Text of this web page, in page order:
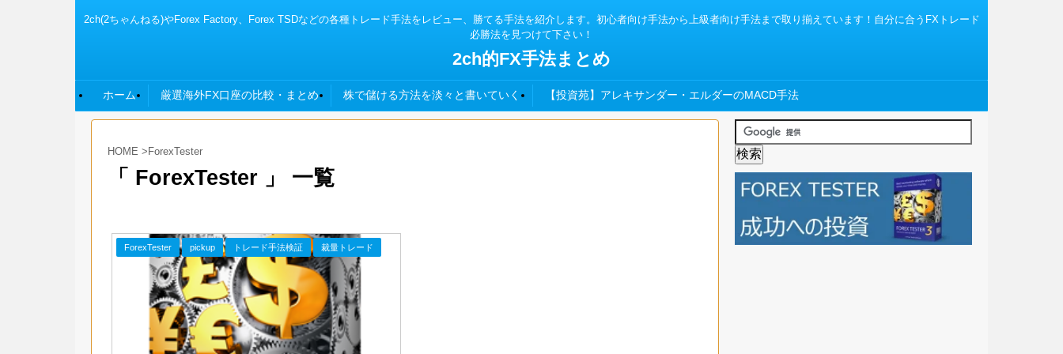
2ch(2ちゃんねる)やForex Factory、Forex TSDなどの各種トレード手法をレビュー、勝てる手法を紹介します。初心者向け手法から上級者向け手法まで取り揃えています！自分に合うFXトレード
必勝法を見つけて下さい！
2ch的FX手法まとめ
ホーム 厳選海外FX口座の比較・まとめ 株で儲ける方法を淡々と書いていく 【投資苑】アレキサンダー・エルダーのMACD手法
HOME > ForexTester
「 ForexTester 」 一覧
ForexTester pickup トレード手法検証 裁量トレード